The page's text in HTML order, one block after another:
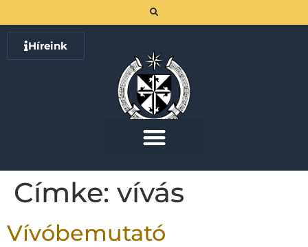
Híreink
Címke: vívás
Vívóbemutató